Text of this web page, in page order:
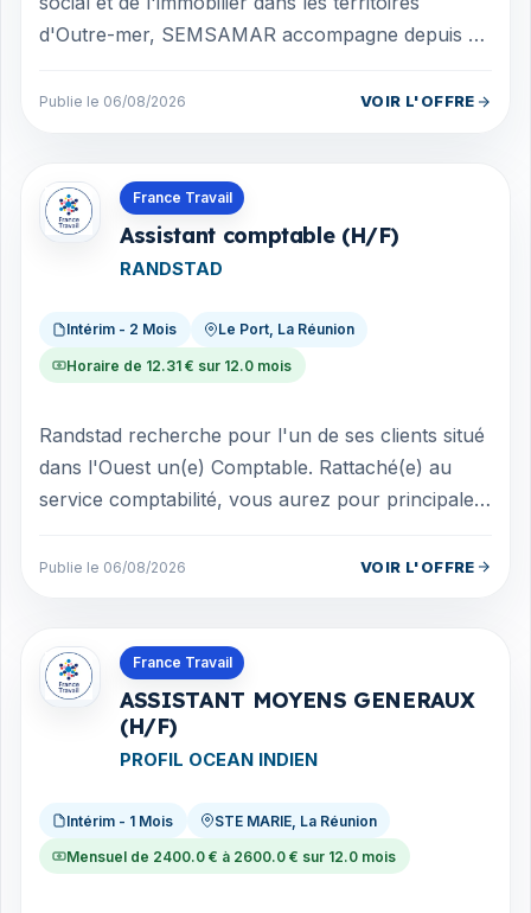
d'Outre-mer, SEMSAMAR accompagne depuis de
Publie le 06/08/2026 VOIR L'OFFRE
France Travail
Assistant comptable (H/F)
RANDSTAD
Intérim - 2 Mois Le Port, La Réunion
Horaire de 12.31 € sur 12.0 mois
Randstad recherche pour l'un de ses clients situé
dans l'Ouest un(e) Comptable. Rattaché(e) au
service comptabilité, vous aurez pour principales
Publie le 06/08/2026 VOIR L'OFFRE
Offres en La Réunion
France Travail
ASSISTANT MOYENS GENERAUX
(H/F)
PROFIL OCEAN INDIEN
Intérim - 1 Mois STE MARIE, La Réunion
Mensuel de 2400.0 € à 2600.0 € sur 12.0 mois
Offres en La Réunion